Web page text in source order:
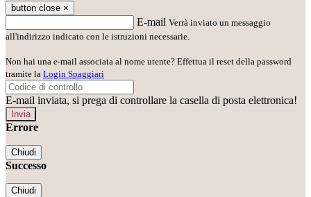
button close ×
E-mail Verrà inviato un messaggio
all'indirizzo indicato con le istruzioni necessarie.
Non hai una e-mail associata al nome utente? Effettua il reset della password
tramite la Login Spaggiari
E-mail inviata, si prega di controllare la casella di posta elettronica!
Errore
Chiudi
Successo
Chiudi